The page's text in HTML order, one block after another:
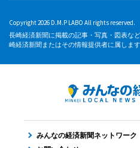
Copyright 2026 D.M.P LABO All rights reserved.
長崎経済新聞に掲載の記事・写真・図表な
崎経済新聞またはその情報提供者に属します
みんなの経済新聞ネットワーク